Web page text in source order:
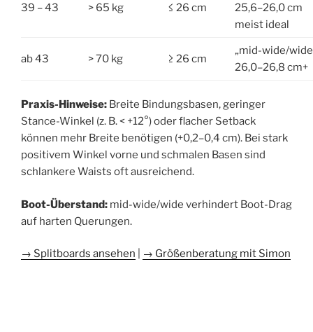
39 – 43 > 65 kg ≤ 26 cm
25,6–26,0 cm
meist ideal
ab 43 > 70 kg ≥ 26 cm
„mid-wide/
26,0–26,8 cm+
Praxis-Hinweise: Breite Bindungsbasen, geringer
Stance-Winkel (z. B. < +12°) oder flacher Setback
können mehr Breite benötigen (+0,2–0,4 cm). Bei stark
positivem Winkel vorne und schmalen Basen sind
schlankere Waists oft ausreichend.
Boot-Überstand: mid-wide/wide verhindert Boot-Drag
auf harten Querungen.
→ Splitboards ansehen → Größenberatung mit Simon